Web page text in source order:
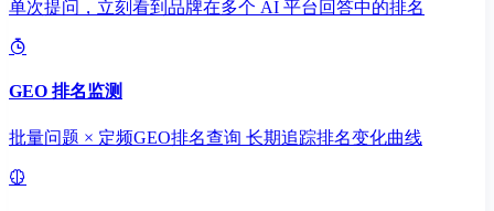
单次提问，立刻看到品牌在多个 AI 平台回答中的排名
GEO 排名监测
批量问题 × 定频GEO排名查询 长期追踪排名变化曲线